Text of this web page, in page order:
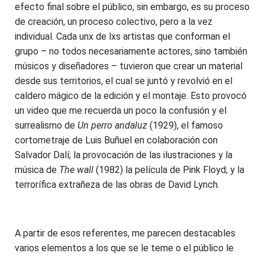
efecto final sobre el público, sin embargo, es su proceso
de creación, un proceso colectivo, pero a la vez
individual. Cada unx de lxs artistas que conforman el
grupo – no todos necesariamente actores, sino también
músicos y diseñadores – tuvieron que crear un material
desde sus territorios, el cual se juntó y revolvió en el
caldero mágico de la edición y el montaje. Esto provocó
un video que me recuerda un poco la confusión y el
surrealismo de Un perro andaluz (1929), el famoso
cortometraje de Luis Buñuel en colaboración con
Salvador Dalí; la provocación de las ilustraciones y la
música de The wall (1982) la película de Pink Floyd; y la
terrorífica extrañeza de las obras de David Lynch.
A partir de esos referentes, me parecen destacables
varios elementos a los que se le teme o el público le